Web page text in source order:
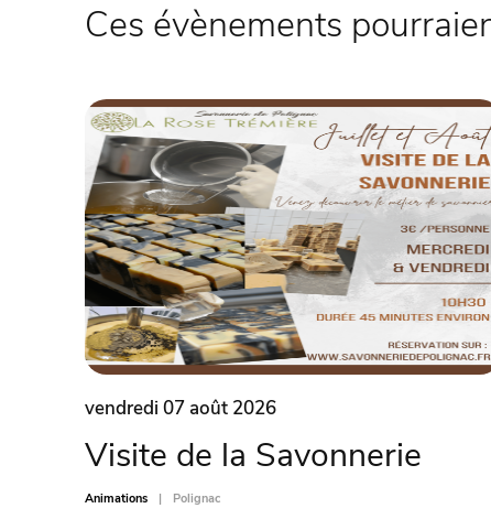
Ces évènements
vendredi 07 août 2026
Visite de la Savonnerie
Animations Polignac